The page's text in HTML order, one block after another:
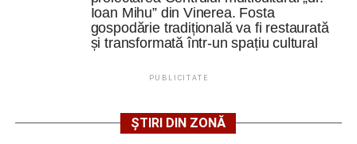
lună cupela asta, fără să mă inspir de niciunde, doar
bazat pe fizică, pe mecanica fluidelor, pe electrostatică”, a
spus Alexandru Jittu.
Constantin PREDESCU
preferată pe Google
Ultimele știri din Cugir
pregătire: Metalurgistul Cugir – FC Inter Sibiu 1-0
Ioan Mihu” din Vinerea. Fosta
gospodărie tradițională va fi restaurată
și transformată într-un spațiu cultural
PUBLICITATE
ȘTIRI DIN ZONĂ